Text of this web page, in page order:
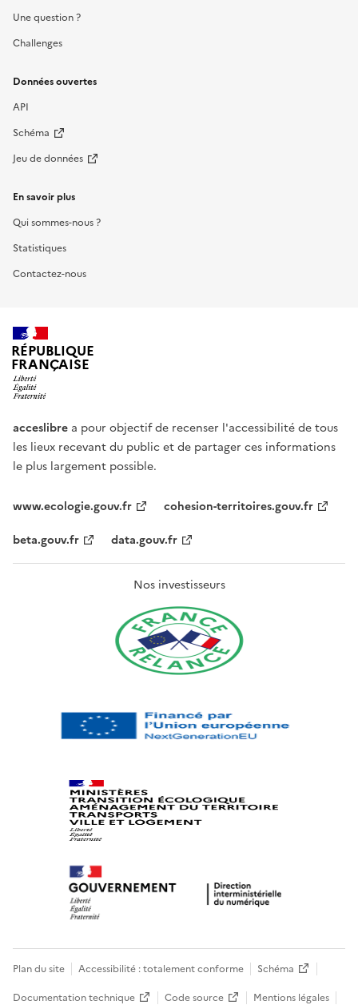
Une question ?
Challenges
Données ouvertes
API
Schéma
Jeu de données
En savoir plus
Qui sommes-nous ?
Statistiques
Contactez-nous
RÉPUBLIQUE
FRANÇAISE
acceslibre a pour objectif de recenser l'accessibilité de tous
les lieux recevant du public et de partager ces informations
le plus largement possible.
www.ecologie.gouv.fr
cohesion-territoires.gouv.fr
beta.gouv.fr
data.gouv.fr
Nos investisseurs
Plan du site Accessibilité : totalement conforme
Schéma
Documentation technique
Code source Mentions légales